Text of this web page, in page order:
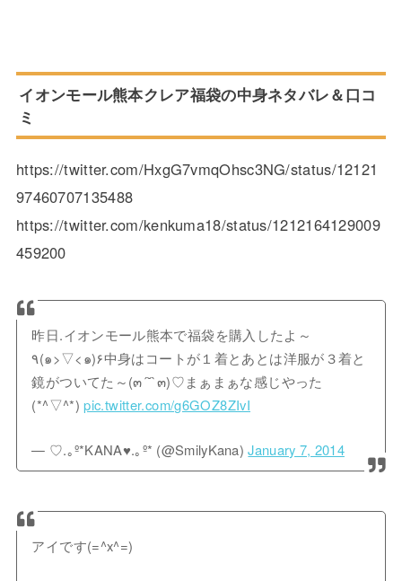
イオンモール熊本クレア福袋の中身ネタバレ＆口コ
ミ
https://twitter.com/HxgG7vmqOhsc3NG/status/12121
97460707135488
https://twitter.com/kenkuma18/status/1212164129009
459200
昨日.イオンモール熊本で福袋を購入したよ～
٩(๑>▽<๑)۶中身はコートが１着とあとは洋服が３着と
鏡がついてた～(๓´˘`๓)♡まぁまぁな感じやった
(*^▽^*)pic.twitter.com/g6GOZ8ZIvI
— ♡.｡º*KANA♥.｡º* (@SmilyKana)January 7, 2014
アイです(=^x^=)